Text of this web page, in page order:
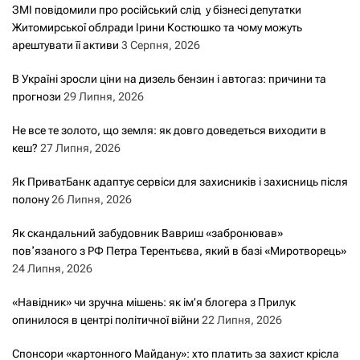
ЗМІ повідомили про російський слід у бізнесі депутатки
Житомирської облради Ірини Костюшко та чому можуть
арештувати її активи 3 Серпня, 2026
В Україні зросли ціни на дизель бензин і автогаз: причини та
прогнози 29 Липня, 2026
Не все те золото, що земля: як довго доведеться виходити в
кеш? 27 Липня, 2026
Як ПриватБанк адаптує сервіси для захисників і захисниць після
полону26 Липня, 2026
Як скандальний забудовник Вавриш «забронював»
повʼязаного з РФ Петра Терентьєва, який в базі «Миротворець»
24 Липня, 2026
«Навідник» чи зручна мішень: як ім’я блогера з Прилук
опинилося в центрі політичної війни 22 Липня, 2026
Спонсори «картонного Майдану»: хто платить за захист крісла